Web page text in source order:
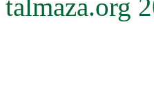
talmaza.org